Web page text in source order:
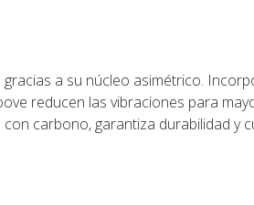
a su núcleo asimétrico.
reducen las vibraciones para
carbono, garantiza durabilidad y